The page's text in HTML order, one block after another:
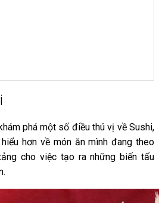
phá một số điều thú vị về Sushi,
hơn về món ăn mình đang theo
cho việc tạo ra những biến tấu